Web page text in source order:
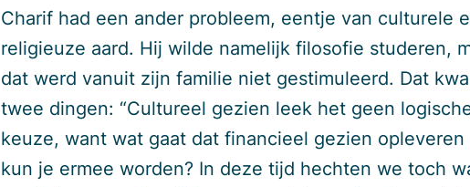
Charif had een ander probleem, eentje van culturele
religieuze aard. Hij wilde namelijk filosofie studeren,
dat werd vanuit zijn familie niet gestimuleerd. Dat
twee dingen: “Cultureel gezien leek het geen
keuze, want wat gaat dat financieel gezien opleveren
kun je ermee worden? In deze tijd hechten we toch